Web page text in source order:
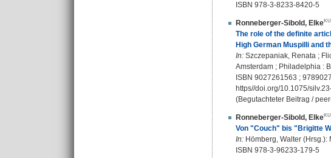
ISBN 978-3-8233-8420-5
Ronneberger-Sibold, Elke
The role of the definite
High German Muspilli and
In: Szczepaniak, Renata ;
Amsterdam ; Philadelphia :
ISBN 9027261563 ;
https//doi.org/10.1075/
(Begutachteter Beitrag /
Ronneberger-Sibold, Elke
Von "Couch" bis "Brigitte
In: Hömberg, Walter
ISBN 978-3-96233-179-5